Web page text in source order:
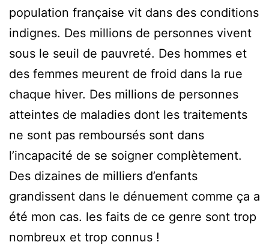
population française vit dans des conditions
indignes. Des millions de personnes vivent
sous le seuil de pauvreté. Des hommes et
des femmes meurent de froid dans la rue
chaque hiver. Des millions de personnes
atteintes de maladies dont les traitements
ne sont pas remboursés sont dans
l’incapacité de se soigner complètement.
Des dizaines de milliers d’enfants
grandissent dans le dénuement comme ça a
été mon cas. les faits de ce genre sont trop
nombreux et trop connus !